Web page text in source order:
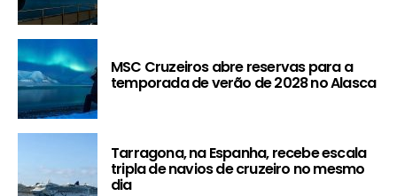
MSC Cruzeiros abre reservas para a
temporada de verão de 2028 no Alasca
Tarragona, na Espanha, recebe escala
tripla de navios de cruzeiro no mesmo
dia